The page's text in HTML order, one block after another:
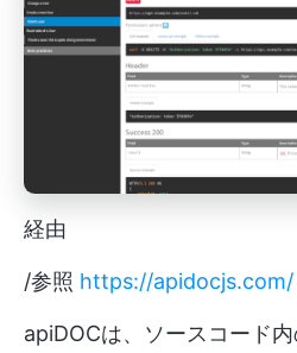
経由
/参照 https://apidocjs.com/
apiDOCは、ソースコード